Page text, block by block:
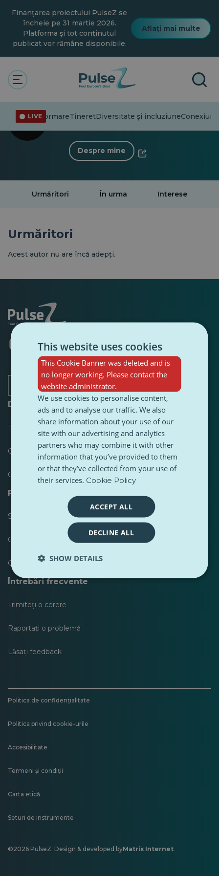
conținutul
principal
Finanțarea proiectului PulseZ se
încheie pe 31 martie 2026.
Platforma și tot conținutul
publicat vor rămâne disponibile.
Aflați mai multe
LIVE
DezinformareTineretDiversitate și incluziuneConexiuni
0 Follower·0 În urma
Despre mine
Urmăritori În urma Interese
Urmăritori
Acest autor nu are încă adepți.
Se
deschide
filă
deschide
nouă
deschide
într-
o
filă
nouă
deschide
într-
o
filă
nouă
deschide
într-
o
filă
nouă
deschide
într-
o
filă
nouă
Despre
Tabloul de bord
Cele mai publicate
Cele mai urmărite
Resurse pentru jurnaliști
Seturi de instrumente
Ghid de stil pentru conținut PulseZ
Ghid de postare pentru contributori PulseZ
Întrebări frecvente
Trimiteți o cerere
Raportați o problemă
Lăsați feedback
Politica de confidențialitate
Politica privind cookie-urile
Accesibilitate
Termeni și condiții
Carta etică
Seturi de instrumente
©2026 PulseZ. Design & developed byMatrix Internet
Se
This website uses cookies
This Cookie Banner was deleted and is
no longer working. Please contact the
website administrator.
We use cookies to personalise content,
ads and to analyse our traffic. We also
share information about your use of our
site with our advertising and analytics
partners who may combine it with other
information that you’ve provided to them
or that they’ve collected from your use of
their services. Cookie Policy
ACCEPT ALL
DECLINE ALL
SHOW DETAILS